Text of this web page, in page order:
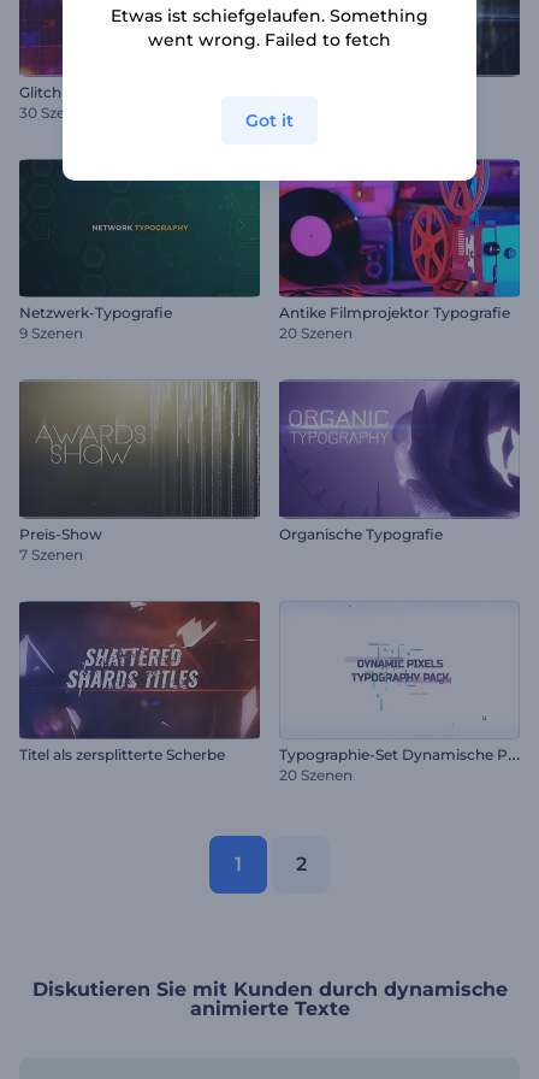
Glitch Typografie Pak
30 Szenen
50 Szenen
Netzwerk-Typografie
9 Szenen
Antike Filmprojektor Typografie
20 Szenen
Preis-Show
7 Szenen
Organische Typografie
Titel als zersplitterte Scherbe T
ypographie-Set Dynamische Pixel
20 Szenen
1 2
Diskutieren Sie mit Kunden durch dynamische
animierte Texte
Etwas ist schiefgelaufen. Something
went wrong. Failed to fetch
Got it